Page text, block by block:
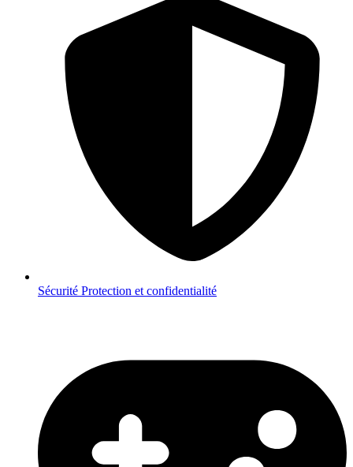
Sécurité Protection et confidentialité